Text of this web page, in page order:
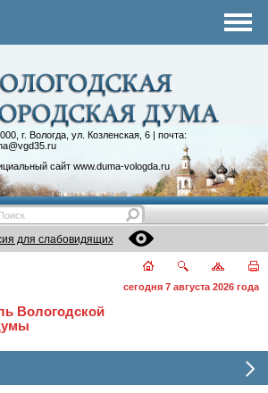
г. Вологда, ул. Козленская, 6 | почта:
сайт www.duma-vologda.ru
объединения
для слабовидящих
сегодня 7 августа 2026 года
Вологодской